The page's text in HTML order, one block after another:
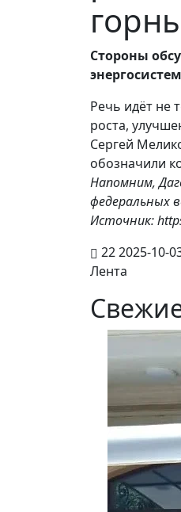
Стороны
Речь идёт не
роста,
Сергей
обозначили
Напомним,
федеральных
Источник:
222025-10-
Лента